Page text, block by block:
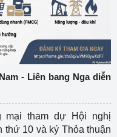
- Liên bang Nga diễn
mại tham dự Hội nghị
10 và ký Thỏa thuận